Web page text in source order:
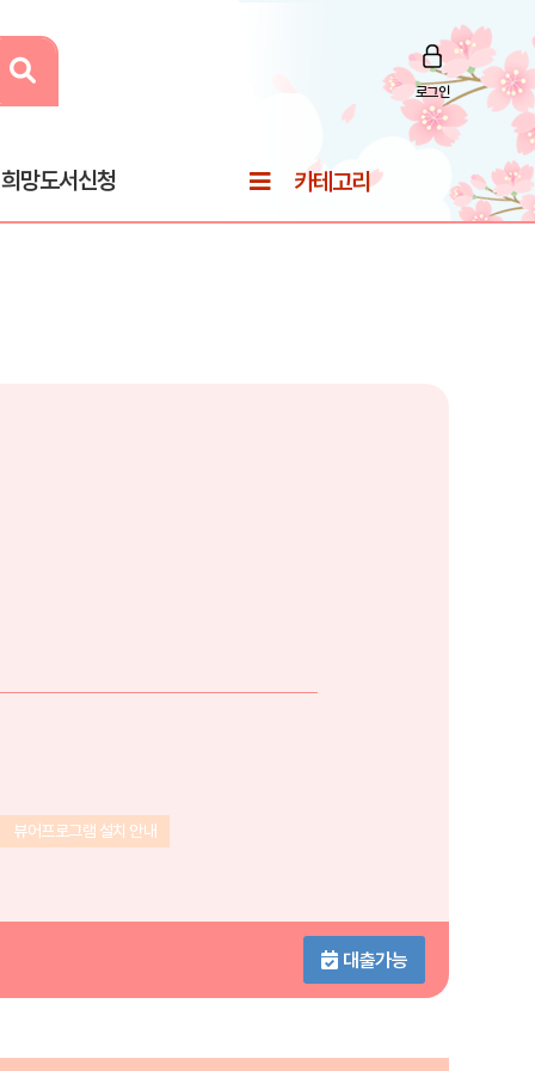
로그인
희망도서신청 카테고리
뷰어프로그램 설치 안내
대출가능